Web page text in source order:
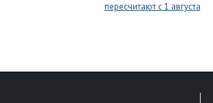
пересчитают с 1 августа